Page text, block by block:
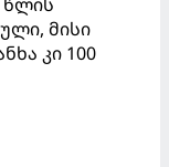
მისი
კი 100